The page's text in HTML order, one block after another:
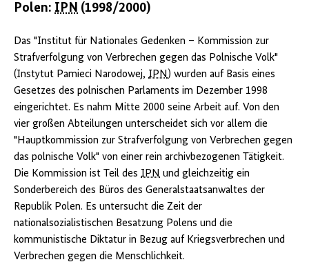
Polen: IPN (1998/2000)
Das "Institut für Nationales Gedenken – Kommission zur
Strafverfolgung von Verbrechen gegen das Polnische Volk"
(Instytut Pamieci Narodowej, IPN ) wurden auf Basis eines
Gesetzes des polnischen Parlaments im Dezember 1998
eingerichtet. Es nahm Mitte 2000 seine Arbeit auf. Von den
vier großen Abteilungen unterscheidet sich vor allem die
"Hauptkommission zur Strafverfolgung von Verbrechen gegen
das polnische Volk" von einer rein archivbezogenen Tätigkeit.
Die Kommission ist Teil des IPN und gleichzeitig ein
Sonderbereich des Büros des Generalstaatsanwaltes der
Republik Polen. Es untersucht die Zeit der
nationalsozialistischen Besatzung Polens und die
kommunistische Diktatur in Bezug auf Kriegsverbrechen und
Verbrechen gegen die Menschlichkeit.